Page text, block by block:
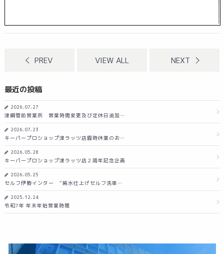
PREV VIEW ALL NEXT
最近の投稿
2026.07.27
津鋼管前営業所 営業時間変更及び定休日追加…
2026.07.23
キーパープロショップ津ラッツ店臨時休業のお…
2026.05.28
キーパープロショップ津ラッツ店２周年記念企画
2026.05.25
セルフ伊勢インター ”純水仕上げセルフ洗車…
2025.12.24
令和7年 年末年始営業時間